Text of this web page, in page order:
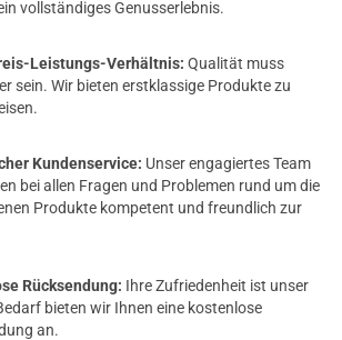
vollständiges Genusserlebnis.
Leistungs-Verhältnis: Qualität muss
sein. Wir bieten erstklassige Produkte zu
Kundenservice: Unser engagiertes Team
bei allen Fragen und Problemen rund um die
Produkte kompetent und freundlich zur
Rücksendung: Ihre Zufriedenheit ist unser
bieten wir Ihnen eine kostenlose
an.